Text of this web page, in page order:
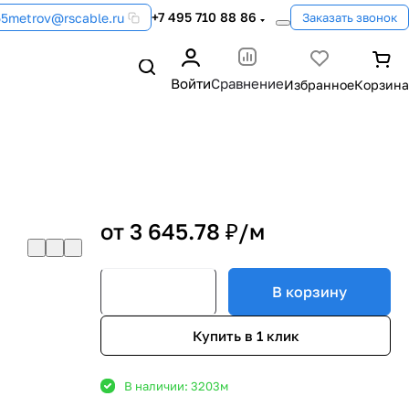
+7 495 710 88 86 Заказать звонок
ВойтиСравнение
от 3 645.78 ₽/м
В корзину
Купить в 1 клик
В наличии: 3203м